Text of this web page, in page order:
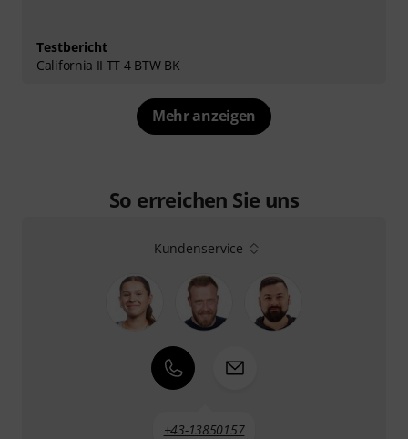
Testbericht
California II TT 4 BTW BK
Mehr anzeigen
So erreichen Sie uns
Kundenservice
+43-13850157